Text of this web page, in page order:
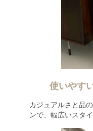
使いやす
カジュアルさと品
ンで、幅広いスタ